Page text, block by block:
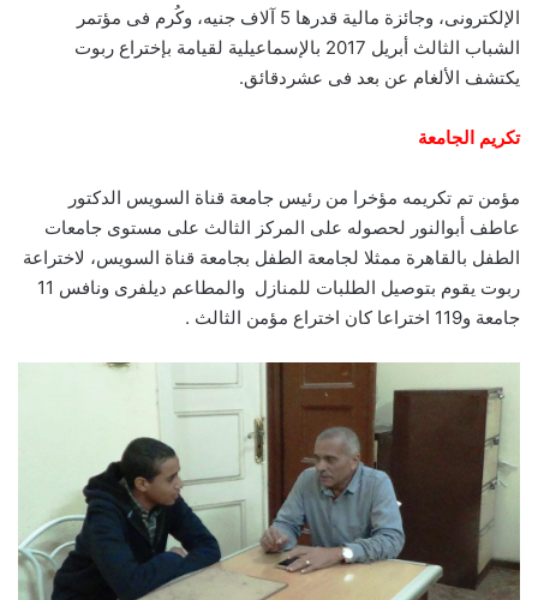
الإلكترونى، وجائزة مالية قدرها 5 آلاف جنيه، وكُرم فى مؤتمر
الشباب الثالث أبريل 2017 بالإسماعيلية لقيامة بإختراع ربوت
يكتشف الألغام عن بعد فى عشردقائق.
تكريم الجامعة
مؤمن تم تكريمه مؤخرا من رئيس جامعة قناة السويس الدكتور
عاطف أبوالنور لحصوله على المركز الثالث على مستوى جامعات
الطفل بالقاهرة ممثلا لجامعة الطفل بجامعة قناة السويس، لاختراعة
ربوت يقوم بتوصيل الطلبات للمنازل والمطاعم ديلفرى ونافس 11
جامعة و119 اختراعا كان اختراع مؤمن الثالث .